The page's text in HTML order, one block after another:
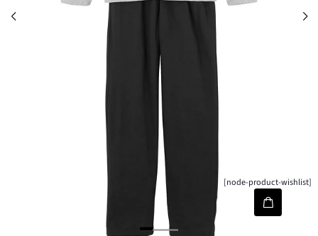
[node-product-wishlist]